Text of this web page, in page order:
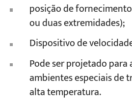
posição de
ou duas extremidades);
Dispositivo de
Pode ser projetado para
ambientes especiais de
alta temperatura.